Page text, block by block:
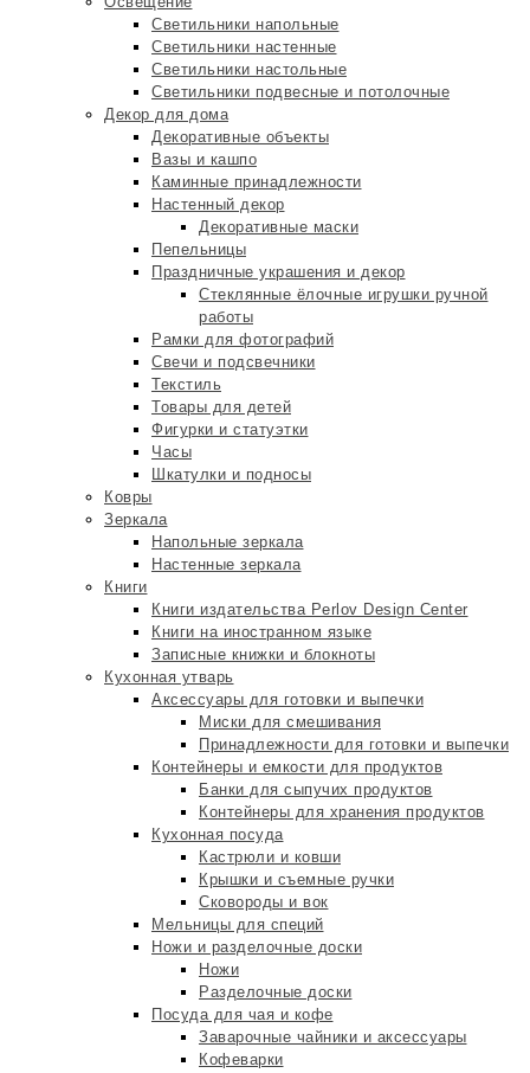
Светильники напольные
Светильники настенные
Светильники настольные
Светильники подвесные и потолочные
Декор для дома
Декоративные объекты
Вазы и кашпо
Каминные принадлежности
Настенный декор
Декоративные маски
Пепельницы
Праздничные украшения и декор
Стеклянные ёлочные игрушки ручной
работы
Рамки для фотографий
Свечи и подсвечники
Текстиль
Товары для детей
Фигурки и статуэтки
Часы
Шкатулки и подносы
Ковры
Зеркала
Напольные зеркала
Настенные зеркала
Книги
Книги издательства Perlov Design Center
Книги на иностранном языке
Записные книжки и блокноты
Кухонная утварь
Аксессуары для готовки и выпечки
Миски для смешивания
Принадлежности для готовки и выпечки
Контейнеры и емкости для продуктов
Банки для сыпучих продуктов
Контейнеры для хранения продуктов
Кухонная посуда
Кастрюли и ковши
Крышки и съемные ручки
Сковороды и вок
Мельницы для специй
Ножи и разделочные доски
Ножи
Разделочные доски
Посуда для чая и кофе
Заварочные чайники и аксессуары
Кофеварки